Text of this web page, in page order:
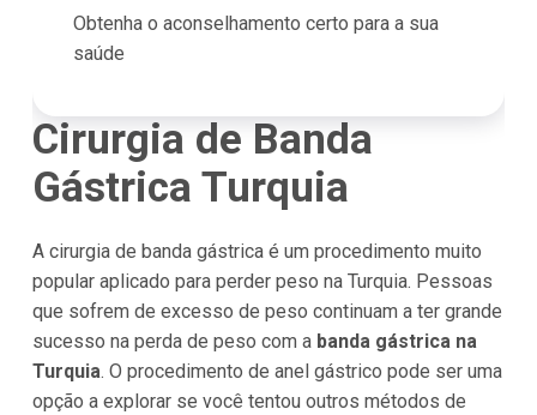
Obtenha o aconselhamento certo para a sua
saúde
Cirurgia de Banda
Gástrica Turquia
A cirurgia de banda gástrica é um procedimento muito
popular aplicado para perder peso na Turquia. Pessoas
que sofrem de excesso de peso continuam a ter grande
sucesso na perda de peso com a banda gástrica na
Turquia. O procedimento de anel gástrico pode ser uma
opção a explorar se você tentou outros métodos de